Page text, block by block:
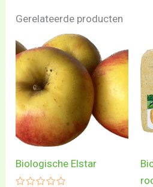
Gerelateerde producten
Biologische Elstar